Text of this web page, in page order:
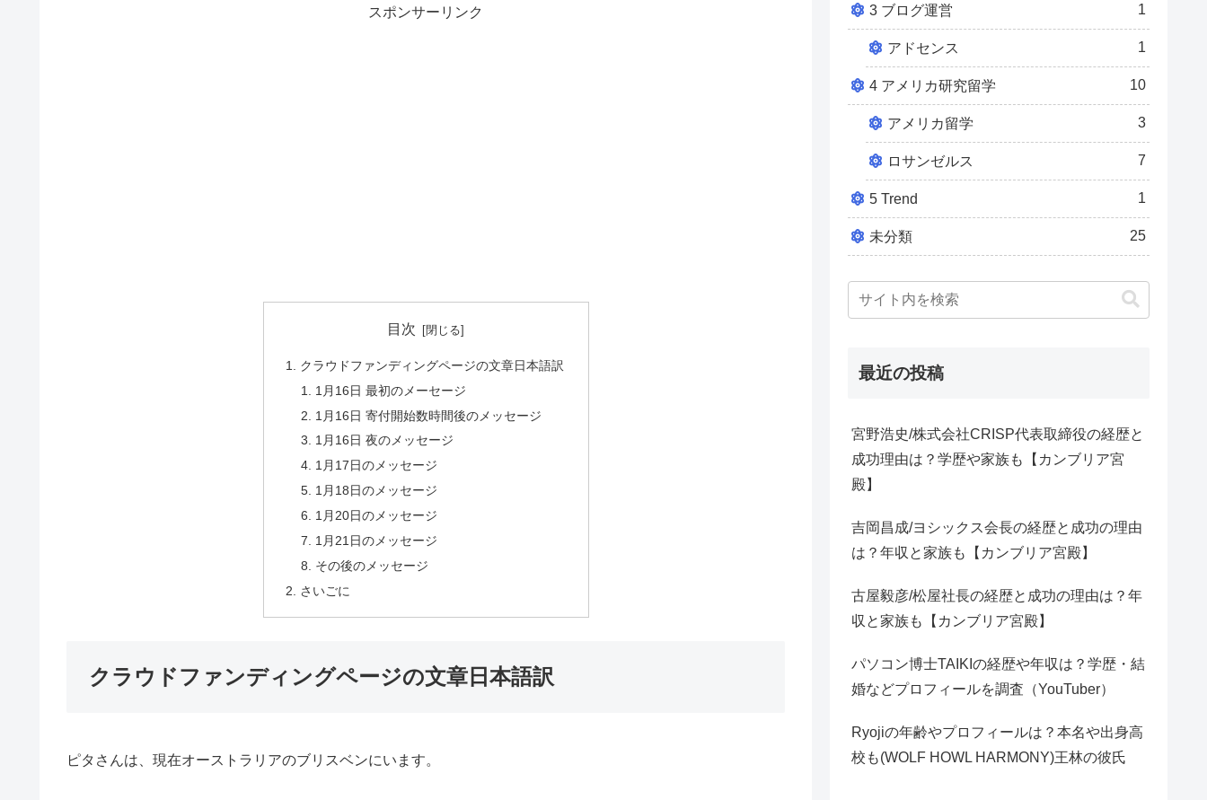
スポンサーリンク
目次
クラウドファンディングページの文章日本語訳
1月16日 最初のメーセージ
1月16日 寄付開始数時間後のメッセージ
1月16日 夜のメッセージ
1月17日のメッセージ
1月18日のメッセージ
1月20日のメッセージ
1月21日のメッセージ
その後のメッセージ
さいごに
クラウドファンディングページの文章日本語訳
ピタさんは、現在オーストラリアのブリスベンにいます。
3 ブログ運営 1
アドセンス 1
4 アメリカ研究留学 10
アメリカ留学 3
ロサンゼルス 7
5 Trend 1
未分類 25
最近の投稿
宮野浩史/株式会社CRISP代表取締役の経歴と
成功理由は？学歴や家族も【カンブリア宮
殿】
吉岡昌成/ヨシックス会長の経歴と成功の理由
は？年収と家族も【カンブリア宮殿】
古屋毅彦/松屋社長の経歴と成功の理由は？年
収と家族も【カンブリア宮殿】
パソコン博士TAIKIの経歴や年収は？学歴・結
婚などプロフィールを調査（YouTuber）
Ryojiの年齢やプロフィールは？本名や出身高
校も(WOLF HOWL HARMONY)王林の彼氏